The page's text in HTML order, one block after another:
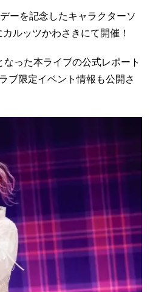
ーを記念したキャラクターソ
ルッツかわさきにて開催！
った本ライブの公式レポート
ブ限定イベント情報も公開さ